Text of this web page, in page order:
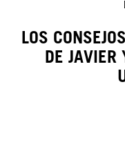
LOS
DE JAVIER